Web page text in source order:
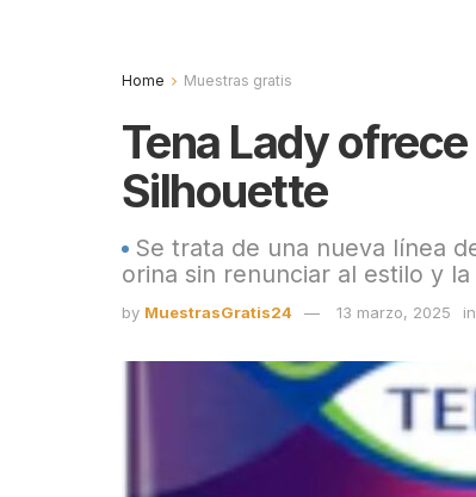
Home Muestras gratis
Tena Lady
Silhouette
Se trata de una nueva línea
orina sin renunciar al estilo y
by MuestrasGratis24 13 marzo, 2025 in